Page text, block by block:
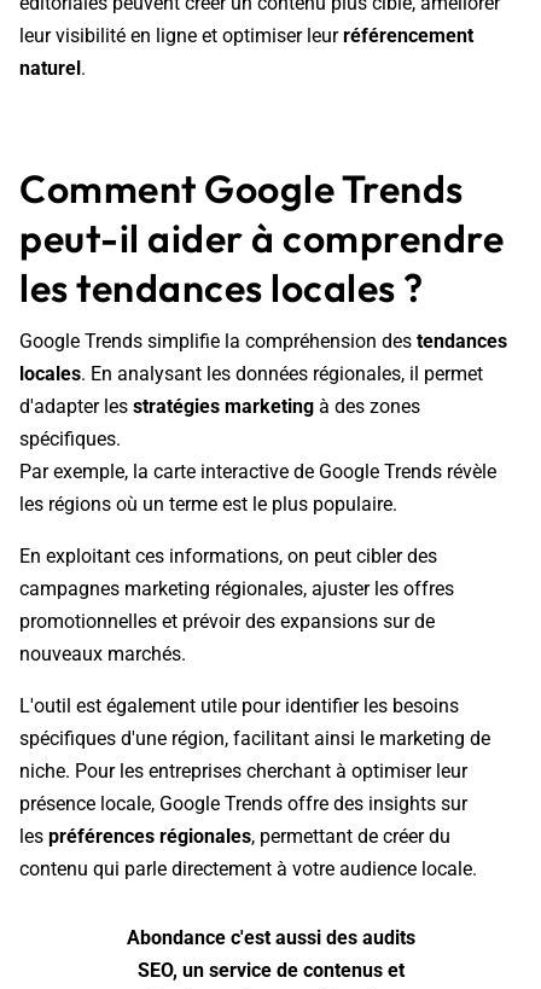
leur visibilité en ligne et optimiser leur référencement
naturel.
Comment Google Trends
peut-il aider à comprendre
les tendances locales ?
Google Trends simplifie la compréhension des tendances
locales. En analysant les données régionales, il permet
d'adapter les stratégies marketing à des zones
spécifiques.
Par exemple, la carte interactive de Google Trends révèle
les régions où un terme est le plus populaire.
En exploitant ces informations, on peut cibler des
campagnes marketing régionales, ajuster les offres
promotionnelles et prévoir des expansions sur de
nouveaux marchés.
L'outil est également utile pour identifier les besoins
spécifiques d'une région, facilitant ainsi le marketing de
niche. Pour les entreprises cherchant à optimiser leur
présence locale, Google Trends offre des insights sur
les préférences régionales, permettant de créer du
contenu qui parle directement à votre audience locale.
Abondance c'est aussi des audits
SEO, un service de contenus et